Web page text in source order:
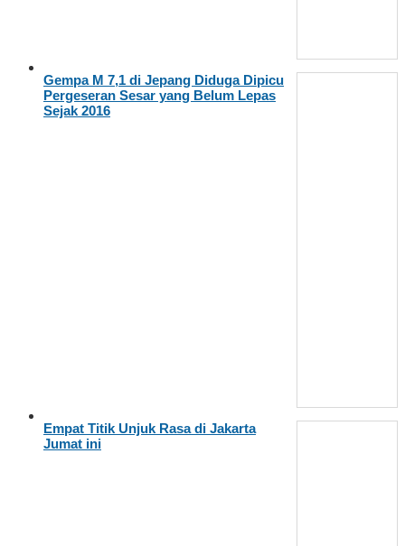
Gempa M 7,1 di Jepang Diduga Dipicu
Pergeseran Sesar yang Belum Lepas
Sejak 2016
Empat Titik Unjuk Rasa di Jakarta
Jumat ini